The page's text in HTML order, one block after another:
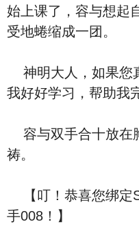
始上课了，容与想起
受地蜷缩成一团。
神明大人，如果您
我好好学习，帮助我
容与双手合十放在
祷。
【叮！恭喜您绑定
手008！】